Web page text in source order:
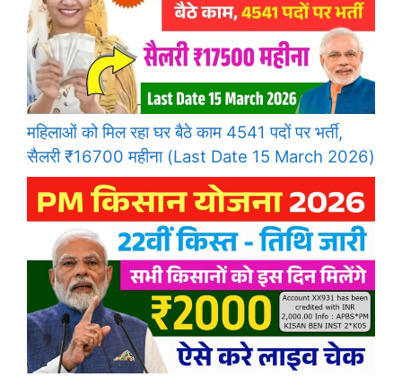
महिलाओं को मिल रहा घर बैठे काम 4541 पदों पर भर्ती,
सैलरी ₹16700 महीना (Last Date 15 March 2026)